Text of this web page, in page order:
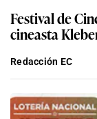
Festival de
cineasta
Redacción EC